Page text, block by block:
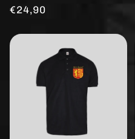
Prix
€24,90